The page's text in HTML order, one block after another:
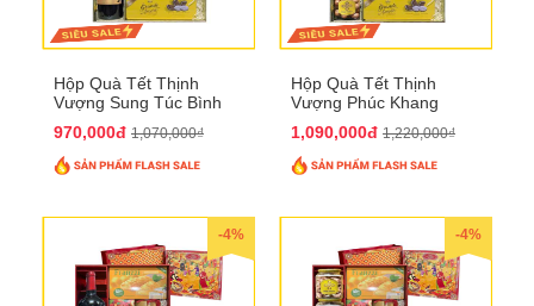
Hộp Quà Tết Thịnh
Vượng Sung Túc Bình
970,000đ 1,070,000₫
Hộp Quà Tết Thịnh
Vượng Phúc Khang
1,090,000đ 1,220,000₫
-4% -4%